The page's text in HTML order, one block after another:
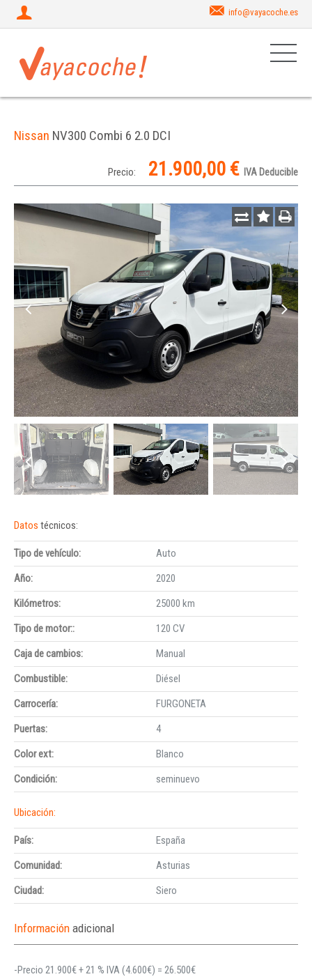
info@vayacoche.es
Nissan NV300 Combi 6 2.0 DCI
Precio: 21.900,00 € IVA Deducible
Datos técnicos:
Tipo de vehículo:
Auto
Año:
2020
Kilómetros:
25000 km
Tipo de motor::
120 CV
Caja de cambios:
Manual
Combustible:
Diésel
Carrocería:
FURGONETA
Puertas:
4
Color ext:
Blanco
Condición:
seminuevo
Ubicación:
País:
España
Comunidad:
Asturias
Ciudad:
Siero
Información adicional
-Precio 21.900€ + 21 % IVA (4.600€) = 26.500€